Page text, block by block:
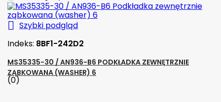
 Szybki podgląd
Indeks: 8BF1-242D2
MS35335-30 / AN936-B6 PODKŁADKA ZEWNĘTRZNIE
ZĄBKOWANA (WASHER) 6
(0)